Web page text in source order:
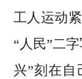
工人运动
“人民”二
兴”刻在自